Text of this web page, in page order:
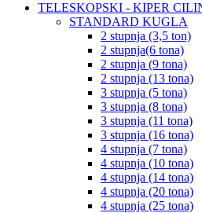
TELESKOPSKI - KIPER
STANDARD KUGLA
2 stupnja (3,5 ton)
2 stupnja(6 tona)
2 stupnja (9 tona)
2 stupnja (13 tona)
3 stupnja (5 tona)
3 stupnja (8 tona)
3 stupnja (11 tona)
3 stupnja (16 tona)
4 stupnja (7 tona)
4 stupnja (10 tona)
4 stupnja (14 tona)
4 stupnja (20 tona)
4 stupnja (25 tona)